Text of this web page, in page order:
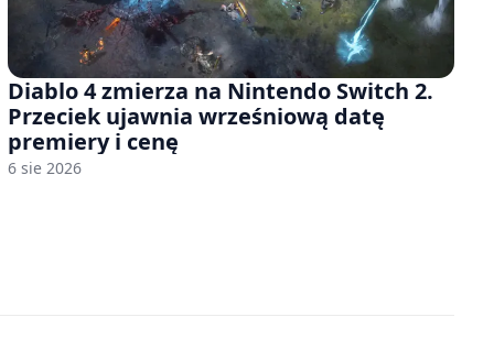
Diablo 4 zmierza na Nintendo Switch 2.
Przeciek ujawnia wrześniową datę
premiery i cenę
6 sie 2026